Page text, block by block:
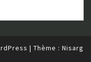
| Thème : Nisarg